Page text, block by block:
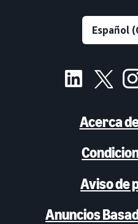
Acerca
Aviso de
Anuncios